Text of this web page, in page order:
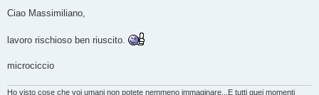
s
g
o
Ciao Massimiliano,
lavoro rischioso ben riuscito.
microciccio
Ho visto cose che voi umani non potete nemmeno immaginare...E tutti quei momenti